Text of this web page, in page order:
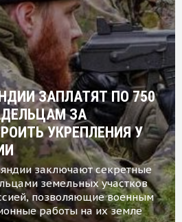
ЗАПЛАТЯТ ПО 750
ЗА
УКРЕПЛЕНИЯ У
заключают секретные
земельных участков
позволяющие военным
работы на их земле